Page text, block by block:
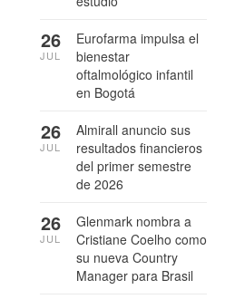
Eurofarma impulsa el
bienestar
oftalmológico infantil
en Bogotá
26
JUL
Almirall anuncio sus
resultados financieros
del primer semestre
de 2026
26
JUL
Glenmark nombra a
Cristiane Coelho como
su nueva Country
Manager para Brasil
26
JUL